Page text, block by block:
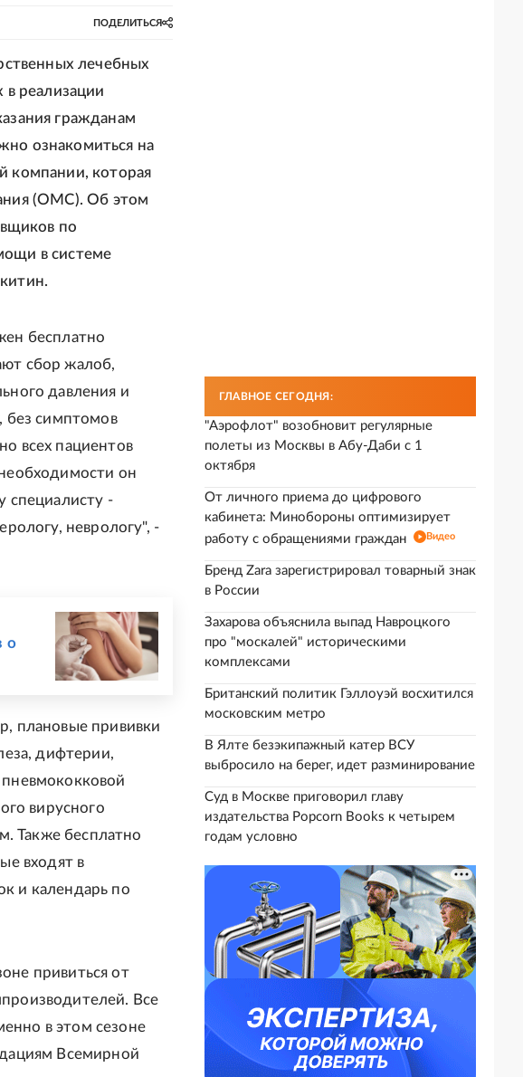
ПОДЕЛИТЬСЯ
лечебных
реализации
гражданам
ознакомиться на
компании, которая
(ОМС). Об этом
по
в системе
бесплатно
сбор жалоб,
давления и
без симптомов
всех пациентов
он
специалисту -
неврологу", -
о
плановые прививки
дифтерии,
вирусного
Также бесплатно
входят в
и календарь по
привиться от
Все
в этом сезоне
Всемирной
ГЛАВНОЕ СЕГОДНЯ:
"Аэрофлот" возобновит регулярные
полеты из Москвы в Абу-Даби с 1
октября
От личного приема до цифрового
кабинета: Минобороны оптимизирует
работу с обращениями граждан
Видео
Бренд Zara зарегистрировал товарный знак
в России
Захарова объяснила выпад Навроцкого
про "москалей" историческими
комплексами
Британский политик Гэллоуэй восхитился
московским метро
В Ялте безэкипажный катер ВСУ
выбросило на берег, идет разминирование
Суд в Москве приговорил главу
издательства Popcorn Books к четырем
годам условно